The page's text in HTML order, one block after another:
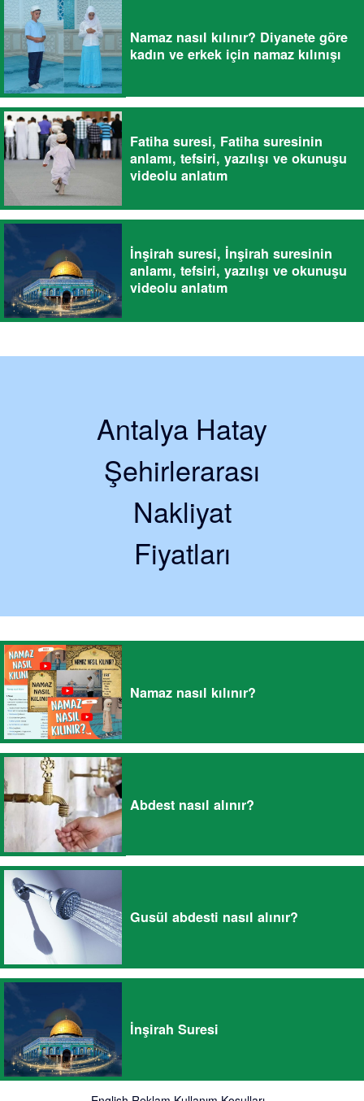
Namaz nasıl kılınır? Diyanete göre
kadın ve erkek için namaz kılınışı
Fatiha suresi, Fatiha suresinin
anlamı, tefsiri, yazılışı ve okunuşu
videolu anlatım
İnşirah suresi, İnşirah suresinin
anlamı, tefsiri, yazılışı ve okunuşu
videolu anlatım
Antalya Hatay
Şehirlerarası
Nakliyat
Fiyatları
Namaz nasıl kılınır?
Abdest nasıl alınır?
Gusül abdesti nasıl alınır?
İnşirah Suresi